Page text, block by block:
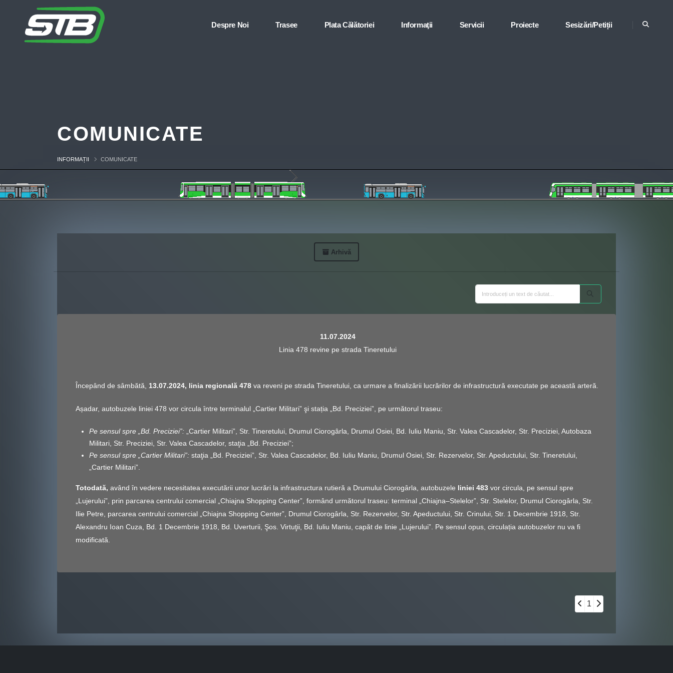
Despre Noi Trasee Plata Călătoriei Informaţii Servicii Proiecte Sesizări/Petiții
COMUNICATE
INFORMAȚII COMUNICATE
Arhivă
11.07.2024
Linia 478 revine pe strada Tineretului
Începȃnd de sâmbătă, 13.07.2024, linia regională 478 va reveni pe strada Tineretului, ca urmare a finalizării lucrărilor de infrastructură executate pe această arteră.
Așadar, autobuzele liniei 478 vor circula ȋntre terminalul „Cartier Militari” şi stația „Bd. Preciziei”, pe următorul traseu:
Pe sensul spre „Bd. Preciziei”: „Cartier Militari”, Str. Tineretului, Drumul Ciorogârla, Drumul Osiei, Bd. Iuliu Maniu, Str. Valea Cascadelor, Str. Preciziei, Autobaza
Militari, Str. Preciziei, Str. Valea Cascadelor, staţia „Bd. Preciziei”;
Pe sensul spre „Cartier Militari”: staţia „Bd. Preciziei”, Str. Valea Cascadelor, Bd. Iuliu Maniu, Drumul Osiei, Str. Rezervelor, Str. Apeductului, Str. Tineretului,
„Cartier Militari”.
Totodată, având ȋn vedere necesitatea executării unor lucrări la infrastructura rutieră a Drumului Ciorogȃrla, autobuzele liniei 483 vor circula, pe sensul spre
„Lujerului”, prin parcarea centrului comercial „Chiajna Shopping Center”, formând următorul traseu: terminal „Chiajna–Stelelor”, Str. Stelelor, Drumul Ciorogârla, Str.
Ilie Petre, parcarea centrului comercial „Chiajna Shopping Center”, Drumul Ciorogârla, Str. Rezervelor, Str. Apeductului, Str. Crinului, Str. 1 Decembrie 1918, Str.
Alexandru Ioan Cuza, Bd. 1 Decembrie 1918, Bd. Uverturii, Şos. Virtuţii, Bd. Iuliu Maniu, capăt de linie „Lujerului”. Pe sensul opus, circulația autobuzelor nu va fi
modificată.
1